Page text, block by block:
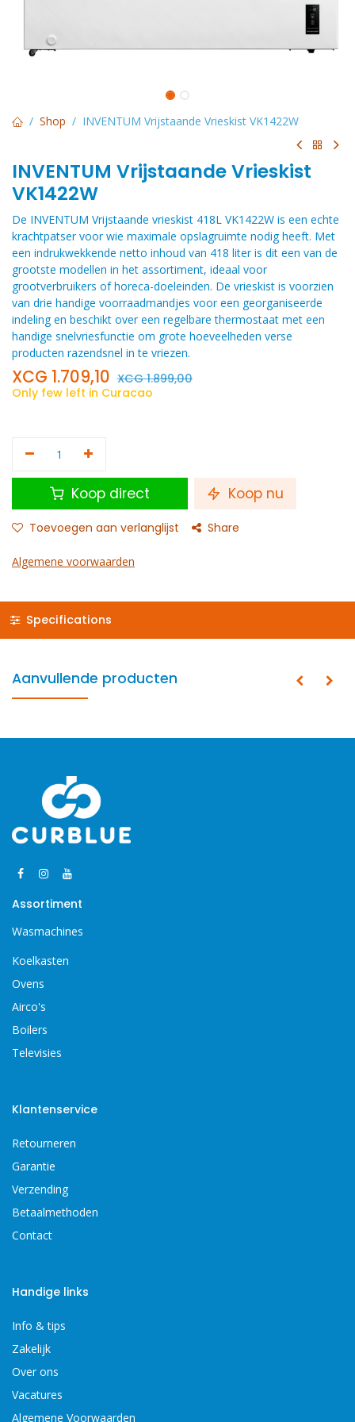
Shop INVENTUM Vrijstaande Vrieskist VK1422W
INVENTUM Vrijstaande Vrieskist
VK1422W
De INVENTUM Vrijstaande vrieskist 418L VK1422W is een echte
krachtpatser voor wie maximale opslagruimte nodig heeft. Met
een indrukwekkende netto inhoud van 418 liter is dit een van de
grootste modellen in het assortiment, ideaal voor
grootverbruikers of horeca-doeleinden. De vrieskist is voorzien
van drie handige voorraadmandjes voor een georganiseerde
indeling en beschikt over een regelbare thermostaat met een
handige snelvriesfunctie om grote hoeveelheden verse
producten razendsnel in te vriezen.
XCG 1.709,10 XCG1.899,00
Only few left in Curacao
Koop direct Koop nu
Toevoegen aan verlanglijst Share
Algemene voorwaarden
Specifications
Aanvullende producten
Assortiment
Wasmachines
Koelkasten
Ovens
Airco's
Boilers
Televisies
Klantenservice
Retourneren
Garantie
Verzending
Betaalmethoden
Contact
Handige links
Info & tips
Zakelijk
Over ons
Vacatures
Algemene Voorwaarden